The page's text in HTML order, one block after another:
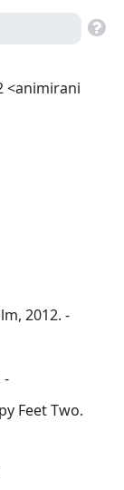
<animirani
2012. -
-
Feet Two.